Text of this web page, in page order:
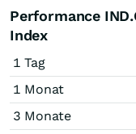
Performance
Index
1 Tag
1 Monat
3 Monate